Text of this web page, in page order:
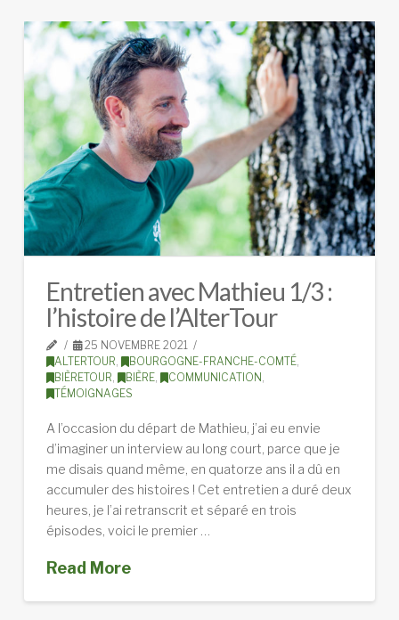
Entretien avec Mathieu 1/3 :
l’histoire de l’AlterTour
25 NOVEMBRE 2021
ALTERTOUR, BOURGOGNE-FRANCHE-COMTÉ,
BIÈRETOUR, BIÈRE, COMMUNICATION,
TÉMOIGNAGES
A l’occasion du départ de Mathieu, j’ai eu envie
d’imaginer un interview au long court, parce que je
me disais quand même, en quatorze ans il a dû en
accumuler des histoires ! Cet entretien a duré deux
heures, je l’ai retranscrit et séparé en trois
épisodes, voici le premier …
Read More